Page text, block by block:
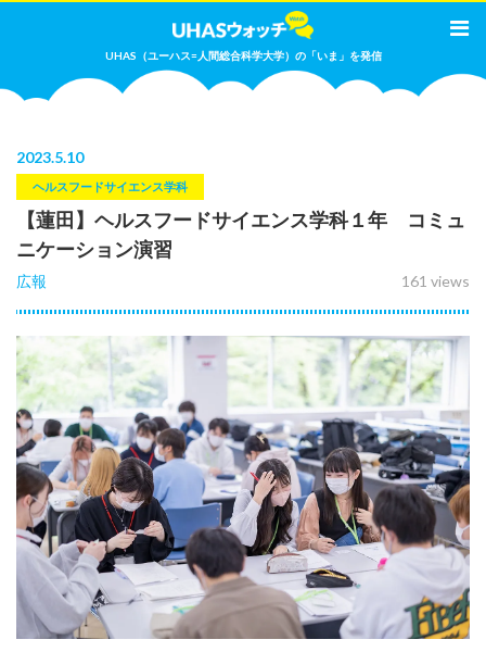
UHAS（ユーハス=人間総合科学大学）の「いま」を発信
2023.5.10
ヘルスフードサイエンス学科
【蓮田】ヘルスフードサイエンス学科１年 コミュ
ニケーション演習
161 views
広報